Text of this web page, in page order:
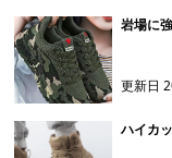
岩場に
更新日
ハイカ